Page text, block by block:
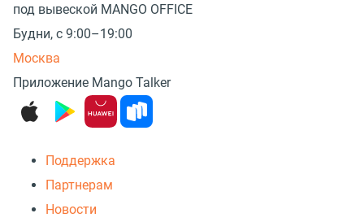
под вывеской MANGO OFFICE
Будни, с 9:00–19:00
Москва
Приложение Mango Talker
Поддержка
Партнерам
Новости